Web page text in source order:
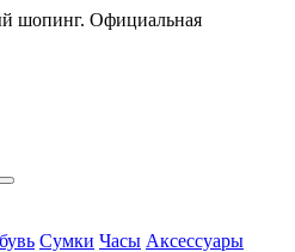
шопинг. Официальная
Сумки Часы Аксессуары